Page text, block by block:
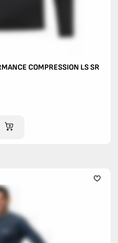
COMPRESSION LS SR
AJOUTER AU PANIER